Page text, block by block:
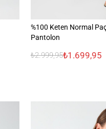
%100 Keten Normal
Pantolon
₺2.999,95₺1.699,95